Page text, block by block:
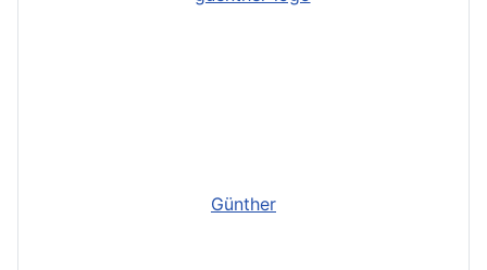
Günther